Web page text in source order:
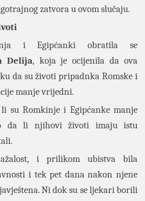
zatvora u ovom slučaju.
i Egipćanki obratila se
Delija, koja je ocijenila da ova
da su životi pripadnka Romske i
manje vrijedni.
su Romkinje i Egipćanke manje
da li njihovi životi imaju istu
i prilikom ubistva bila
i tek pet dana nakon njene
Ni dok su se ljekari borili